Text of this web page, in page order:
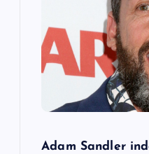
Adam Sandler